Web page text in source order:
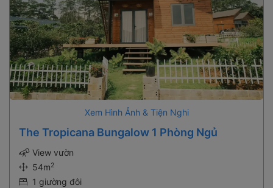
Xem Hình Ảnh & Tiện Nghi
The Tropicana Bungalow 1 Phòng Ngủ
View vườn
54m2
1 giường đôi